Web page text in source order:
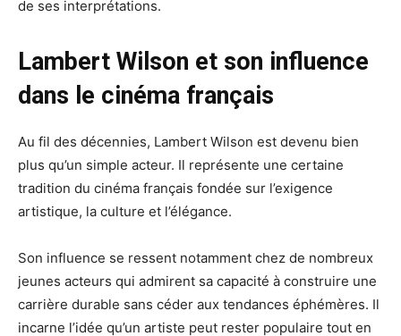
de ses interprétations.
Lambert Wilson et son influence
dans le cinéma français
Au fil des décennies, Lambert Wilson est devenu bien
plus qu’un simple acteur. Il représente une certaine
tradition du cinéma français fondée sur l’exigence
artistique, la culture et l’élégance.
Son influence se ressent notamment chez de nombreux
jeunes acteurs qui admirent sa capacité à construire une
carrière durable sans céder aux tendances éphémères. Il
incarne l’idée qu’un artiste peut rester populaire tout en